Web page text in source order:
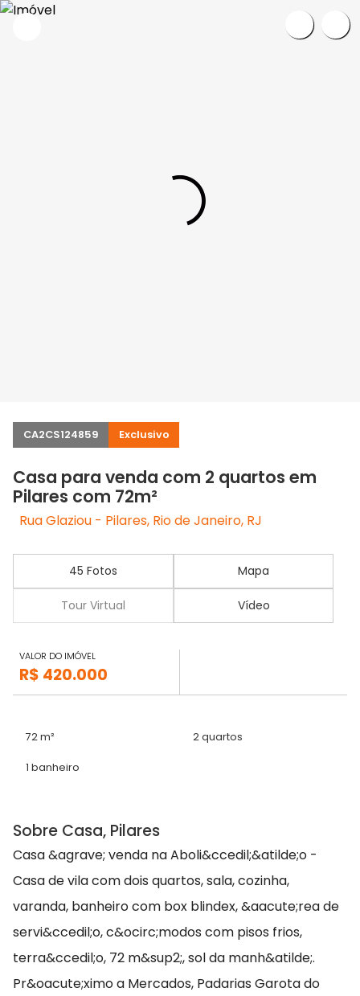
CA2CS124859 Exclusivo
Casa para venda com 2 quartos em
Pilares com 72m²
Rua Glaziou - Pilares, Rio de Janeiro, RJ
45 Fotos Mapa
Tour Virtual Vídeo
VALOR DO IMÓVEL
R$ 420.000
72 m² 2 quartos
1 banheiro
Sobre Casa, Pilares
Casa &agrave; venda na Aboli&ccedil;&atilde;o -
Casa de vila com dois quartos, sala, cozinha,
varanda, banheiro com box blindex, &aacute;rea de
servi&ccedil;o, c&ocirc;modos com pisos frios,
terra&ccedil;o, 72 m&sup2;, sol da manh&atilde;.
Pr&oacute;ximo a Mercados, Padarias Garota do